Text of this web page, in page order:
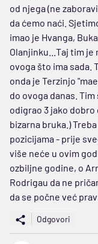
od njega (ne
da ćemo naći.
imao je Hvanga,
Olanjinku...Taj tim
ovoga što ima sada.
onda je Terzinjo
do ovoga danas.
odigrao 3 jako
bizarna bruka.)
pozicijama - prije
više neće u ovim
ozbiljne godine, o
Rodrigau da ne
da se počne već
Odgovori